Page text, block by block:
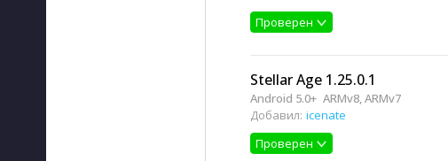
Проверен
Stellar Age 1.25.0.1
Android 5.0+ ARMv8, ARMv7
Добавил: icenate
Проверен